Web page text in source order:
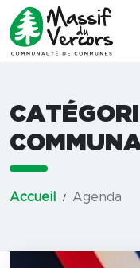
Accueil Agenda